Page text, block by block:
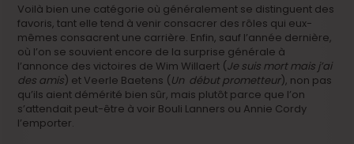
Voilà bien une catégorie où généralement se distinguent des
favoris, tant elle tend à venir consacrer des rôles qui eux-
mêmes consacrent une carrière. Enfin, sauf l’année dernière,
où l’on se souvient encore de la surprise générale à
l’annonce des victoires de Wim Willaert (Je suis mort mais j’ai
des amis) et Veerle Baetens (Un début prometteur), non pas
qu’ils aient démérité bien sûr, mais plutôt parce que l’on
s’attendait peut-être à voir Bouli Lanners ou Annie Cordy
l’emporter.